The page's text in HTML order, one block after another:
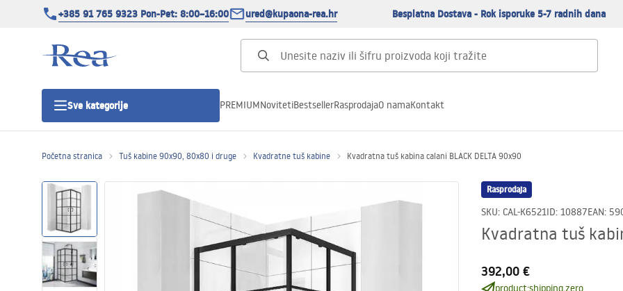
+385 91 765 9323 Pon-Pet: 8:00–16:00 ured@kupaona-rea.hr Besplatna Dostava - Rok isporuke 5-7 radnih dana
Sve kategorije
Tuš kade
Tuš Kanalice
PREMIUMNovitetiBestsellerRasprodajaO namaKontakt
Početna stranica Tuš kabine 90x90, 80x80 i druge Kvadratne tuš kabine Kvadratna tuš kabina calani BLACK DELTA 90x90
Rasprodaja
SKU: CAL-K6521ID: 10887EAN:
Kvadratna tuš
392,00 €
product:shipping.zero